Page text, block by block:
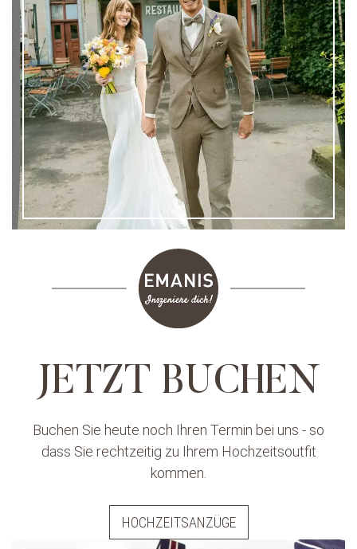
JETZT BUCHEN
Buchen Sie heute noch Ihren Termin bei uns - so
dass Sie rechtzeitig zu Ihrem Hochzeitsoutfit
kommen.
HOCHZEITSANZÜGE